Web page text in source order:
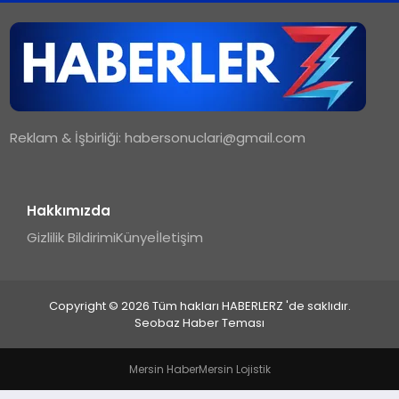
TEKNOLOJI
Reklam & İşbirliği:habersonuclari@gmail.com
Hakkımızda
Gizlilik BildirimiKünyeİletişim
Copyright © 2026 Tüm hakları HABERLERZ 'de saklıdır.
Seobaz Haber Teması
Mersin HaberMersin Lojistik